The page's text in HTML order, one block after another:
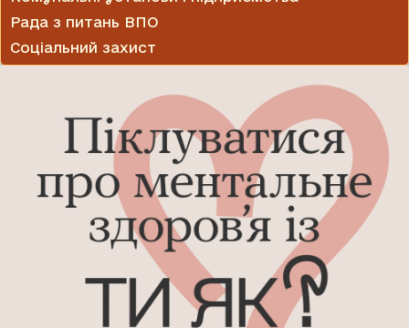
Рада з питань ВПО
Соціальний захист